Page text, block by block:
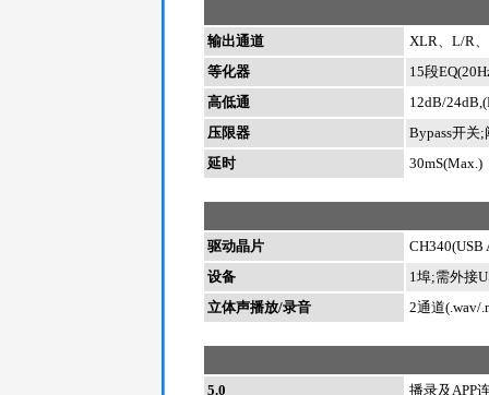
输出通道
XLR、L/R
等化器
15段
高低通
12dB/
压限器
Bypass开关
延时
30mS(Max.)
驱动晶片
CH340(USB
设备
1埠;需外接
立体声播放/录音
2通道(.wav/
5.0 播录及APP